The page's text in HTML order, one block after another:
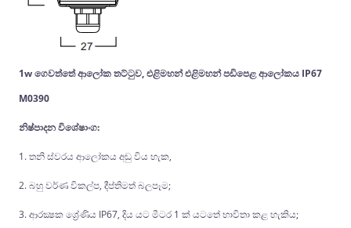
1w ගෙවත්තේ ආලෝක තට්ටුව, එළිමහන් එළිමහන් පඩිපෙළ ආලෝකය IP67
M0390
නිෂ්පාදන විශේෂාංග:
1. තනි ස්වරය ආලෝකය අඩු විය හැක,
2. බහු වර්ණ විකල්ප, දීප්තිමත් බලපෑම;
3. ආරක්‍ෂක ශ්‍රේණිය IP67, දිය යට මීටර 1 ක් යටතේ භාවිතා කළ හැකිය;